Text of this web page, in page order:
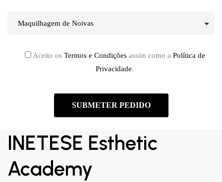
Aceito os Termos e Condiçõesassim como a Política de
Privacidade.
INETESE Esthetic
Academy